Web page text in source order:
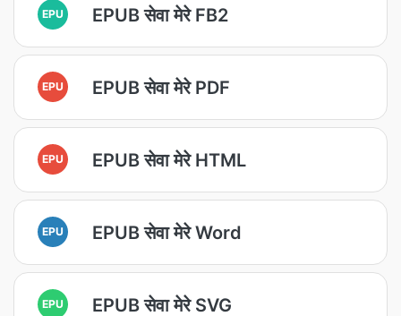
EPU EPUB सेवा मेरे FB2
EPU EPUB सेवा मेरे PDF
EPU EPUB सेवा मेरे HTML
EPU EPUB सेवा मेरे Word
EPU EPUB सेवा मेरे SVG